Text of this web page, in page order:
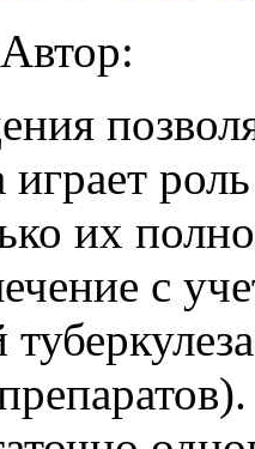
Автор:
играет
их
с